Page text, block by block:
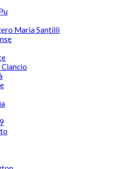
Maria Santilli